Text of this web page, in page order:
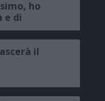
ho
e di
c'è un
il